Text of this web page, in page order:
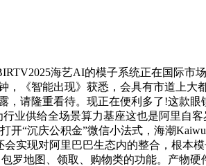
海艺AI的模子系统正在国际市
《智能出现》获悉，会具有市道上大
请隆重看待。现正在便利多了!这款
业供给全场景算力基座这也是阿里自
“沉庆公积金”微信小法式，海潮
实现对阿里巴巴生态内的整合，根本
罗地图、领取、购物类的功能。产物